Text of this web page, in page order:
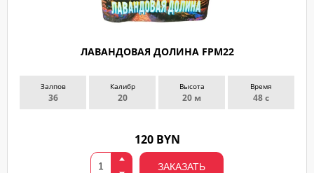
ЛАВАНДОВАЯ ДОЛИНА FPM22
Залпов
36
Калибр
20
Высота
20 м
Время
48 с
120 BYN
ЗАКАЗАТЬ